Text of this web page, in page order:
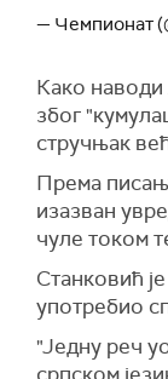
— Чемпионат
Како наводи
због
стручњак
Према
изазван
чуле током
Станковић
употребио
"Једну реч